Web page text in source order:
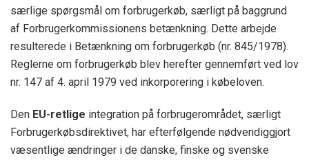
særlige spørgsmål om forbrugerkøb, særligt på baggrund
af Forbrugerkommissionens betænkning. Dette arbejde
resulterede i Betænkning om forbrugerkøb (nr. 845/1978).
Reglerne om forbrugerkøb blev herefter gennemført ved lov
nr. 147 af 4. april 1979 ved inkorporering i købeloven.
Den EU-retlige integration på forbrugerområdet, særligt
Forbrugerkøbsdirektivet, har efterfølgende nødvendiggjort
væsentlige ændringer i de danske, finske og svenske